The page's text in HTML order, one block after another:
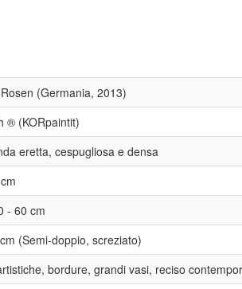
(Germania, 2013)
® (KORpaintit)
eretta, cespugliosa e densa
- 60 cm
(Semi-doppio, screziato)
bordure, grandi vasi, reciso